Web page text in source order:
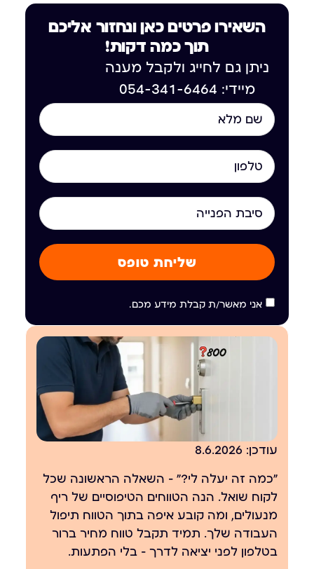
עודכן: 8.6.2026
"כמה זה יעלה לי?" — השאלה הראשונה שכל
לקוח שואל. הנה הטווחים הטיפוסיים של ריף
מנעולים, ומה קובע איפה בתוך הטווח תיפול
העבודה שלך. תמיד תקבל טווח מחיר ברור
בטלפון לפני יציאה לדרך — בלי הפתעות.
השאירו פרטים כאן ונחזור אליכם
תוך כמה דקות!
ניתן גם לחייג ולקבל מענה
מיידי: 054-341-6464
אני מאשר/ת קבלת מידע מכם.
שליחת טופס